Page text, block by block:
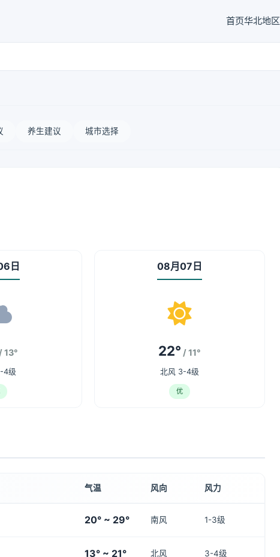
首页华北地区
养生建议 城市选择
日
/ 13°
4级
08月07日
22° / 11°
北风 3-4级
优
气温 风向 风力
20° ~ 29° 南风 1-3级
13° ~ 21° 北风 3-4级